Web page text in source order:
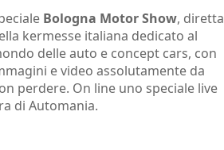
Bologna Motor Show, diretta
kermesse italiana dedicato al
delle auto e concept cars, con
e video assolutamente da
perdere. On line uno speciale live
di Automania.